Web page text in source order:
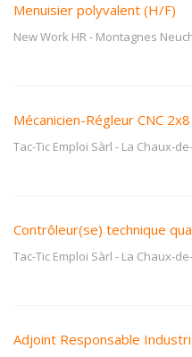
Menuisier polyvalent (H/F)
New Work HR- Montagnes
Mécanicien-Régleur CNC
Tac-Tic Emploi Sàrl - La Chaux-
Contrôleur(se) technique
Tac-Tic Emploi Sàrl - La Chaux-
Adjoint Responsable